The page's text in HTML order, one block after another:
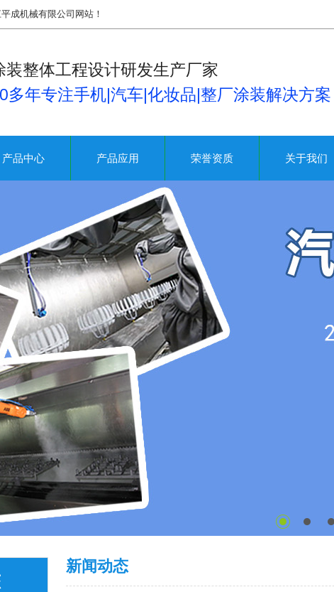
成机械有限公司网站！
装整体工程设计研发生产厂家
多年专注手机|汽车|化妆品|整厂涂装解决方案
产品中心 产品应用 荣誉资质 关于我们
新闻动态